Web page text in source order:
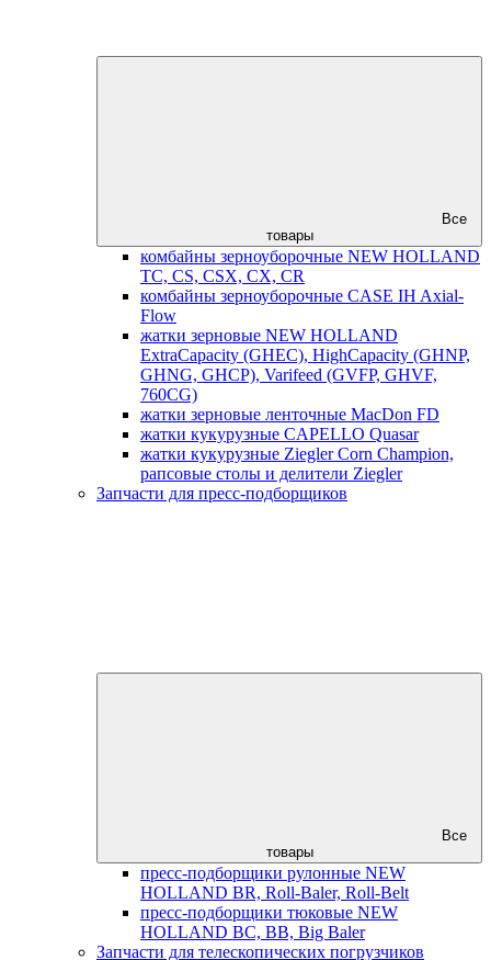
Все
товары
комбайны зерноуборочные NEW HOLLAND
TC, CS, CSX, CX, CR
комбайны зерноуборочные CASE IH Axial-
Flow
жатки зерновые NEW HOLLAND
ExtraCapacity (GHEC), HighCapacity (GHNP,
GHNG, GHCP), Varifeed (GVFP, GHVF,
760CG)
жатки зерновые ленточные MacDon FD
жатки кукурузные CAPELLO Quasar
жатки кукурузные Ziegler Corn Champion,
рапсовые столы и делители Ziegler
Запчасти для пресс-подборщиков
Все
товары
пресс-подборщики рулонные NEW
HOLLAND BR, Roll-Baler, Roll-Belt
пресс-подборщики тюковые NEW
HOLLAND BC, BB, Big Baler
Запчасти для телескопических погрузчиков